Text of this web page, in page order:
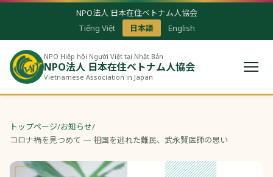
NPO法人 日本在住ベトナム人協会
Tiếng Việt
日本語 English
NPO Hiệp hội Người Việt tại Nhật Bản
NPO法人 日本在住ベトナム人協会
Vietnamese Association in Japan
トップページ/お知らせ/
コロナ禍を見つめて — 祖国を逃れた難民、武永賢医師の思い